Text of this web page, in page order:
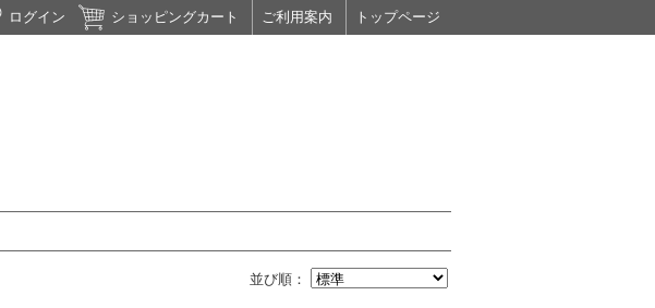
ログイン ショッピングカート ご利用案内 トップページ
並び順：